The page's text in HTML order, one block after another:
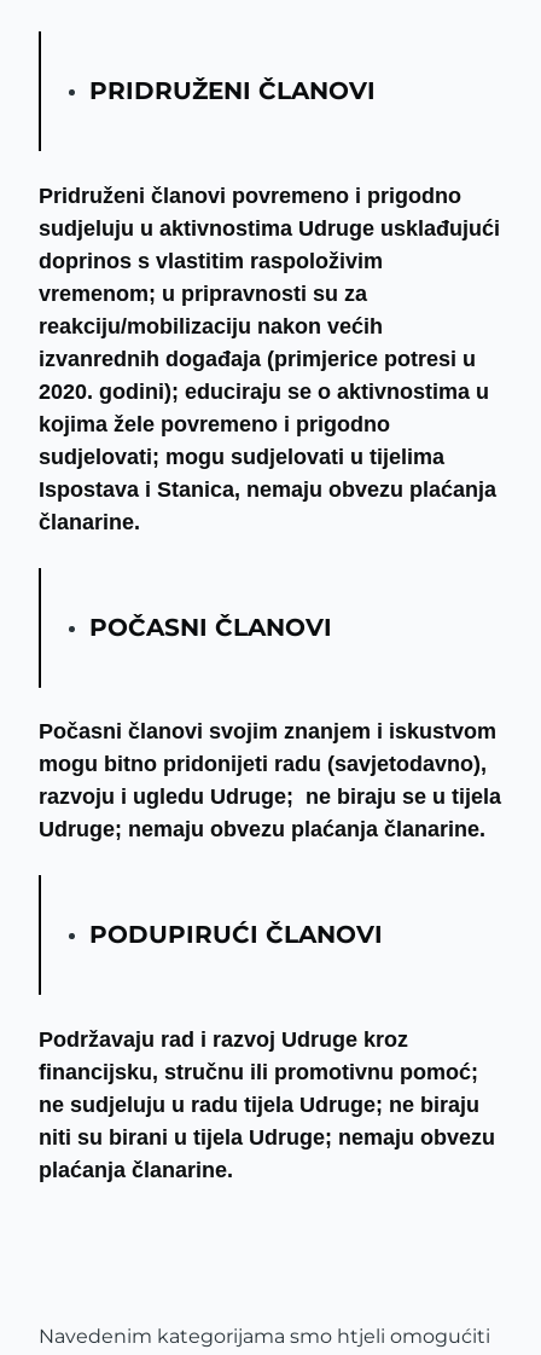
PRIDRUŽENI ČLANOVI
Pridruženi članovi povremeno i prigodno
sudjeluju u aktivnostima Udruge usklađujući
doprinos s vlastitim raspoloživim
vremenom; u pripravnosti su za
reakciju/mobilizaciju nakon većih
izvanrednih događaja (primjerice potresi u
2020. godini); educiraju se o aktivnostima u
kojima žele povremeno i prigodno
sudjelovati; mogu sudjelovati u tijelima
Ispostava i Stanica, nemaju obvezu plaćanja
članarine.
POČASNI ČLANOVI
Počasni članovi svojim znanjem i iskustvom
mogu bitno pridonijeti radu (savjetodavno),
razvoju i ugledu Udruge; ne biraju se u tijela
Udruge; nemaju obvezu plaćanja članarine.
PODUPIRUĆI ČLANOVI
Podržavaju rad i razvoj Udruge kroz
financijsku, stručnu ili promotivnu pomoć;
ne sudjeluju u radu tijela Udruge; ne biraju
niti su birani u tijela Udruge; nemaju obvezu
plaćanja članarine.
Navedenim kategorijama smo htjeli omogućiti